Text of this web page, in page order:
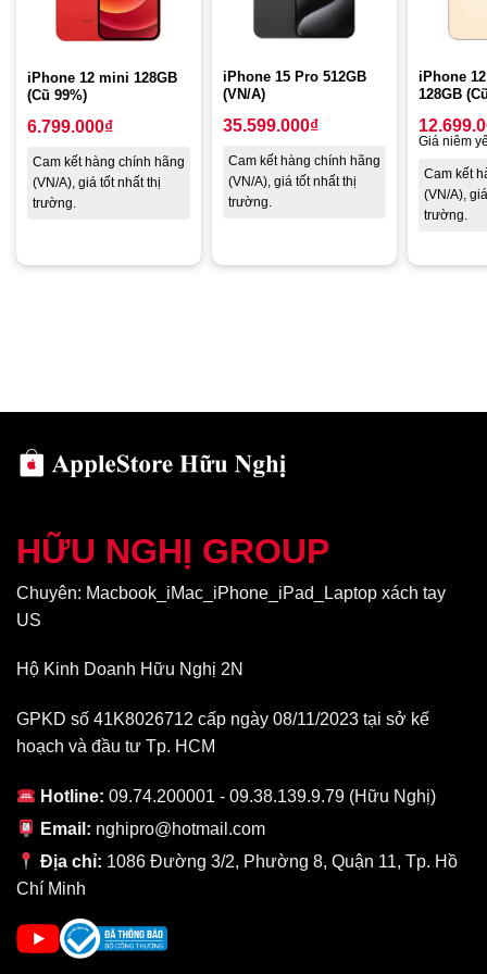
Sở hữu màn hình chất lượng
nền OLED thì màn hình iPhone Xr 128GB cũ chỉ được trang bị
tấm nền LCD với kích thước 6.1 inch. Tuy nhiên, chất lượng
hiển thị trên điện thoại vẫn được đánh giá với màu sắc rực rỡ,
độ chi tiết ổn định, hình ảnh chân thật….
tốt nhu cầu xem phim, lướt web, chơi game một cách mượt mà.
Cấu hình chuẩn flagship
Tương tự như đàn anh của mình, cấu hình iPhone Xr 128GB giá
kèm với đó là bộ nhớ lưu trữ RAM 3GB và ROM 128GB, không
nhiệm mượt mà hơn.
iPhone 12 mini 128GB
(Cũ 99%)
6.799.000₫
Cam kết hàng chính hãng
(VN/A), giá tốt nhất thị
trường.
iPhone 15 Pro 512GB
(VN/A)
35.599.000₫
Cam kết hàng chính hãng
(VN/A), giá tốt nhất thị
trường.
iPhone
128GB
Giá niêm
Cam kết
(VN/A),
trường.
HỮU NGHỊ GROUP
Chuyên: Macbook_iMac_iPhone_iPad_Laptop xách tay
US
Hộ Kinh Doanh Hữu Nghị 2N
GPKD số 41K8026712 cấp ngày 08/11/2023 tại sở kế
hoạch và đầu tư Tp. HCM
Hotline: 09.74.200001 - 09.38.139.9.79 (Hữu Nghị)
Email: nghipro@hotmail.com
Địa chỉ: 1086 Đường 3/2, Phường 8, Quận 11, Tp. Hồ
Chí Minh